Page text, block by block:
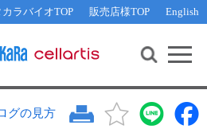
カラバイオTOP 販売店様TOP English
ご相談
断サイトの検索
ー設計
問い合わせ WEB会員登録
グの見方